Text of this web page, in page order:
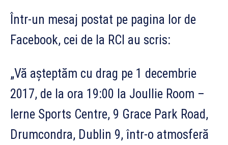
Într-un mesaj postat pe pagina lor de
Facebook, cei de la RCI au scris:
„Vă așteptăm cu drag pe 1 decembrie
2017, de la ora 19:00 la Joullie Room –
Ierne Sports Centre, 9 Grace Park Road,
Drumcondra, Dublin 9, într-o atmosferă